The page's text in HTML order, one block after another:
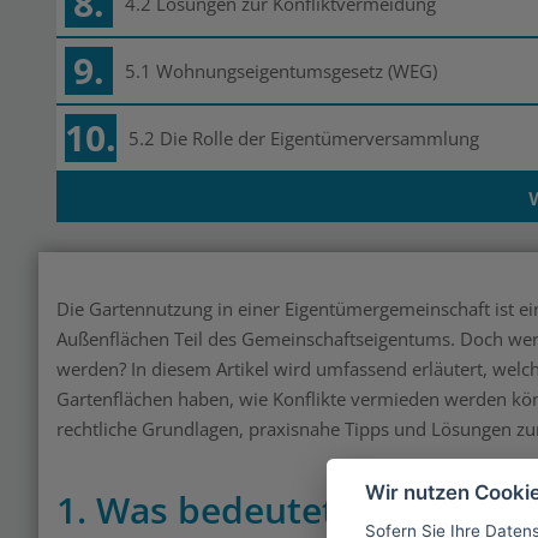
9. 5.1 Wohnungseigentumsgesetz (WEG)
10. 5.2 Die Rolle der Eigentümerversammlung
Die Gartennutzung in einer Eigentümergemeinschaft ist
Außenflächen Teil des Gemeinschaftseigentums. Doch
werden? In diesem Artikel wird umfassend erläutert,
Gartenflächen haben, wie Konflikte vermieden werden
rechtliche Grundlagen, praxisnahe Tipps und Lösungen
1. Was bedeutet
Wir nutzen
Sofern Sie Ihre